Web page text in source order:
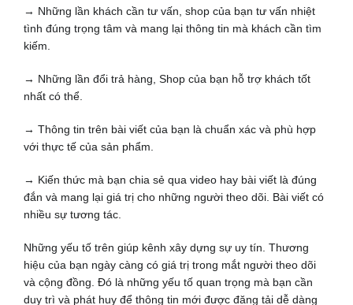
→ Những lần khách cần tư vấn, shop của bạn tư vấn nhiệt
tình đúng trọng tâm và mang lại thông tin mà khách cần tìm
kiếm.
→ Những lần đổi trả hàng, Shop của bạn hỗ trợ khách tốt
nhất có thể.
→ Thông tin trên bài viết của bạn là chuẩn xác và phù hợp
với thực tế của sản phẩm.
→ Kiến thức mà bạn chia sẻ qua video hay bài viết là đúng
đắn và mang lại giá trị cho những người theo dõi. Bài viết có
nhiều sự tương tác.
Những yếu tố trên giúp kênh xây dựng sự uy tín. Thương
hiệu của bạn ngày càng có giá trị trong mắt người theo dõi
và cộng đồng. Đó là những yếu tố quan trọng mà bạn cần
duy trì và phát huy để thông tin mới được đăng tải dễ dàng